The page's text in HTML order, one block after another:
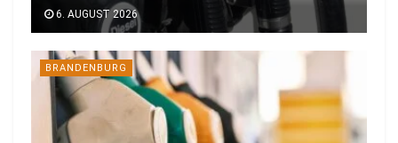
6. AUGUST 2026
BRANDENBURG